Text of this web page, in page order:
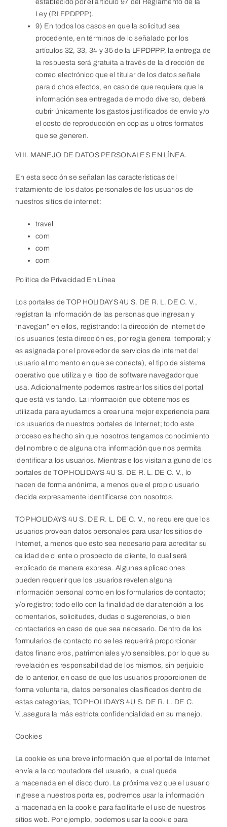
establecido por el artículo 97 del Reglamento de la
Ley (RLFPDPPP).
9) En todos los casos en que la solicitud sea
procedente, en términos de lo señalado por los
artículos 32, 33, 34 y 35 de la LFPDPPP, la entrega de
la respuesta será gratuita a través de la dirección de
correo electrónico que el titular de los datos señale
para dichos efectos, en caso de que requiera que la
información sea entregada de modo diverso, deberá
cubrir únicamente los gastos justificados de envío y/o
el costo de reproducción en copias u otros formatos
que se generen.
VIII. MANEJO DE DATOS PERSONALES EN LÍNEA.
En esta sección se señalan las características del
tratamiento de los datos personales de los usuarios de
nuestros sitios de internet:
travel
com
com
com
Política de Privacidad En Línea
Los portales de TOP HOLIDAYS 4U S. DE R. L. DE C. V.,
registran la información de las personas que ingresan y
“navegan” en ellos, registrando: la dirección de internet de
los usuarios (esta dirección es, por regla general temporal; y
es asignada por el proveedor de servicios de internet del
usuario al momento en que se conecta), el tipo de sistema
operativo que utiliza y el tipo de software navegador que
usa. Adicionalmente podemos rastrear los sitios del portal
que está visitando. La información que obtenemos es
utilizada para ayudarnos a crear una mejor experiencia para
los usuarios de nuestros portales de Internet; todo este
proceso es hecho sin que nosotros tengamos conocimiento
del nombre o de alguna otra información que nos permita
identificar a los usuarios. Mientras ellos visitan alguno de los
portales de TOP HOLIDAYS 4U S. DE R. L. DE C. V., lo
hacen de forma anónima, a menos que el propio usuario
decida expresamente identificarse con nosotros.
TOP HOLIDAYS 4U S. DE R. L. DE C. V., no requiere que los
usuarios provean datos personales para usar los sitios de
Internet, a menos que esto sea necesario para acreditar su
calidad de cliente o prospecto de cliente, lo cual será
explicado de manera expresa. Algunas aplicaciones
pueden requerir que los usuarios revelen alguna
información personal como en los formularios de contacto;
y/o registro; todo ello con la finalidad de dar atención a los
comentarios, solicitudes, dudas o sugerencias, o bien
contactarlos en caso de que sea necesario. Dentro de los
formularios de contacto no se les requerirá proporcionar
datos financieros, patrimoniales y/o sensibles, por lo que su
revelación es responsabilidad de los mismos, sin perjuicio
de lo anterior, en caso de que los usuarios proporcionen de
forma voluntaria, datos personales clasificados dentro de
estas categorías, TOP HOLIDAYS 4U S. DE R. L. DE C.
V.,asegura la más estricta confidencialidad en su manejo.
Cookies
La cookie es una breve información que el portal de Internet
envía a la computadora del usuario, la cual queda
almacenada en el disco duro. La próxima vez que el usuario
ingrese a nuestros portales, podremos usar la información
almacenada en la cookie para facilitarle el uso de nuestros
sitios web. Por ejemplo, podemos usar la cookie para